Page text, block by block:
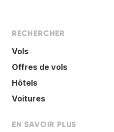
RECHERCHER
Vols
Offres de vols
Hôtels
Voitures
EN SAVOIR PLUS